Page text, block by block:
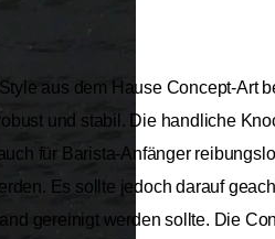
aus dem Hause Concept-Art
und stabil. Die handliche
für Barista-Anfänger
Es sollte jedoch darauf
gereinigt werden sollte. Die